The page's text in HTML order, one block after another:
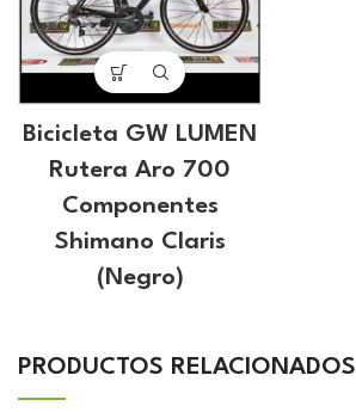
Bicicleta GW LUMEN
Rutera Aro 700
Componentes
Shimano Claris
(Negro)
PRODUCTOS RELACIONADOS